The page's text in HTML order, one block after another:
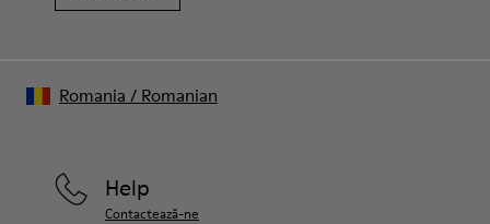
Help
Contactează-ne
Romania / Romanian